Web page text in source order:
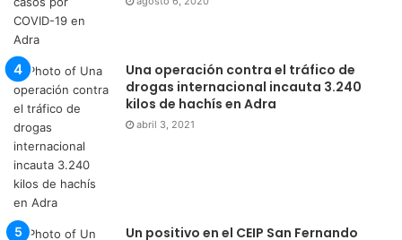
Una operación contra el tráfico de
drogas internacional incauta 3.240
kilos de hachís en Adra
abril 3, 2021
Un positivo en el CEIP San Fernando